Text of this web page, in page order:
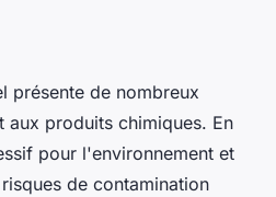
présente de nombreux
aux produits chimiques. En
pour l'environnement et
de contamination